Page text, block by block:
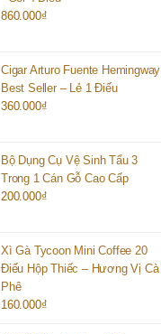
860.000₫
Cigar Arturo Fuente Hemingway
Best Seller – Lẻ 1 Điếu
360.000₫
Bộ Dụng Cụ Vệ Sinh Tẩu 3
Trong 1 Cán Gỗ Cao Cấp
200.000₫
Xì Gà Tycoon Mini Coffee 20
Điếu Hộp Thiếc – Hương Vị Cà
Phê
160.000₫